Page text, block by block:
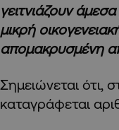
γειτνιάζουν
μικρή
απομακρυσμένη
Σημειώνεται ότι,
καταγράφεται